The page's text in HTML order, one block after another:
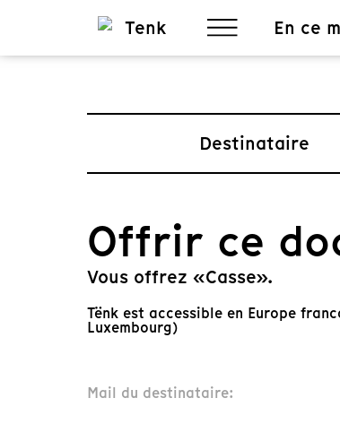
En ce
Destinataire
Offrir ce
Vous offrez «Casse».
Tënk est accessible en Europe
Luxembourg)
Mail du destinataire: